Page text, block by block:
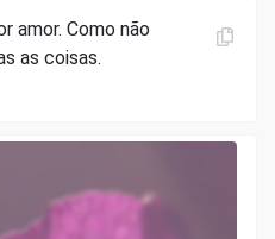
amor. Como não
as coisas.